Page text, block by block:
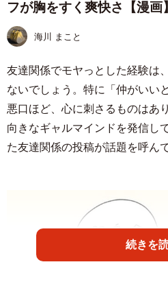
フが胸をすく爽快さ【漫画】
海川 まこと
友達関係でモヤっとした経験は
ないでしょう。特に「仲がいい
悪口ほど、心に刺さるものはあ
向きなギャルマインドを発信し
た友達関係の投稿が話題を呼ん
続きを